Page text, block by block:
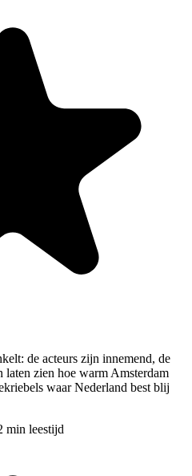
de acteurs zijn innemend, de
laten zien hoe warm Amsterdam
waar Nederland best blij
min leestijd